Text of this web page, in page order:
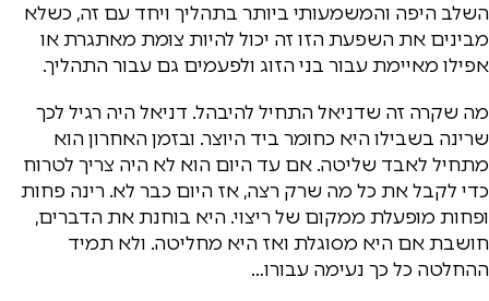
השלב היפה והמשמעותי ביותר בתהליך ויחד עם זה, כשלא
מבינים את השפעת הזו זה יכול להיות צומת מאתגרת או
אפילו מאיימת עבור בני הזוג ולפעמים גם עבור התהליך.
מה שקרה זה שדניאל התחיל להיבהל. דניאל היה רגיל לכך
שרינה בשבילו היא כחומר ביד היוצר. ובזמן האחרון הוא
מתחיל לאבד שליטה. אם עד היום הוא לא היה צריך לטרוח
כדי לקבל את כל מה שרק רצה, אז היום כבר לא. רינה פחות
ופחות מופעלת ממקום של ריצוי. היא בוחנת את הדברים,
חושבת אם היא מסוגלת ואז היא מחליטה. ולא תמיד
ההחלטה כל כך נעימה עבורו…